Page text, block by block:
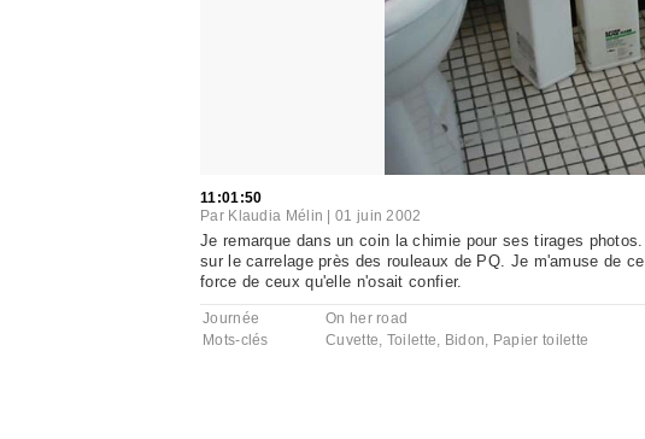
11:01:50
Par Klaudia Mélin |01 juin 2002
Je remarque dans un coin la chimie pour ses tirages
sur le carrelage près des rouleaux de PQ. Je m'amuse de
force de ceux qu'elle n'osait confier.
Journée
On her road
Mots-clés
Cuvette, Toilette, Bidon, Papier toilette